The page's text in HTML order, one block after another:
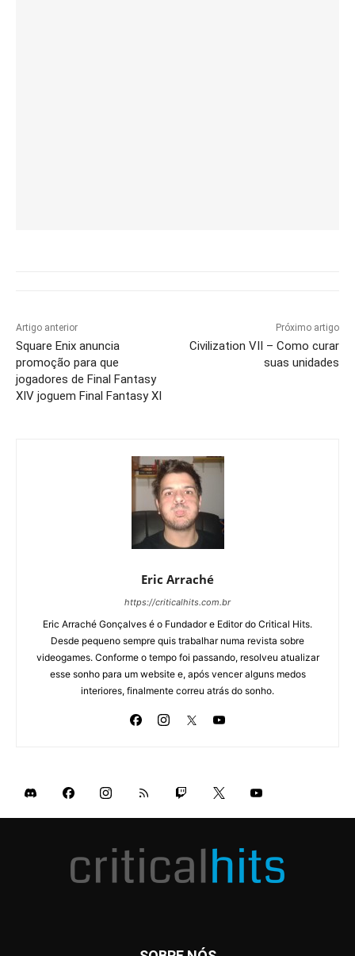
Artigo anterior
Square Enix anuncia
promoção para que
jogadores de Final Fantasy
XIV joguem Final Fantasy XI
Próximo artigo
Civilization VII – Como curar
suas unidades
Eric Arraché
https://criticalhits.com.br
Eric Arraché Gonçalves é o Fundador e Editor do Critical Hits.
Desde pequeno sempre quis trabalhar numa revista sobre
videogames. Conforme o tempo foi passando, resolveu atualizar
esse sonho para um website e, após vencer alguns medos
interiores, finalmente correu atrás do sonho.